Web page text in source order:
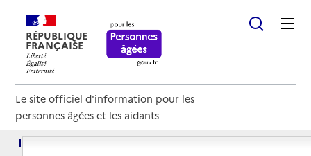
RÉPUBLIQUE
FRANÇAISE
Le site officiel d'information pour les
personnes âgées et les aidants